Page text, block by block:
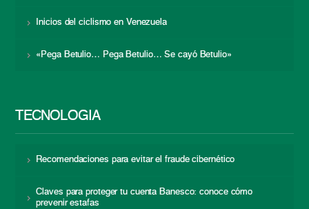
Inicios del ciclismo en Venezuela
«Pega Betulio… Pega Betulio… Se cayó Betulio»
TECNOLOGÍA
Recomendaciones para evitar el fraude cibernético
Claves para proteger tu cuenta Banesco: conoce cómo
prevenir estafas